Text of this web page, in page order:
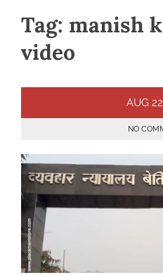
Tag: manish
video
AUG 22
NO